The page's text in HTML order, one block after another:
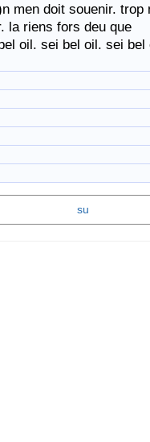
men doit souenir. trop
la riens fors deu que
oil. sei bel oil. sei
su